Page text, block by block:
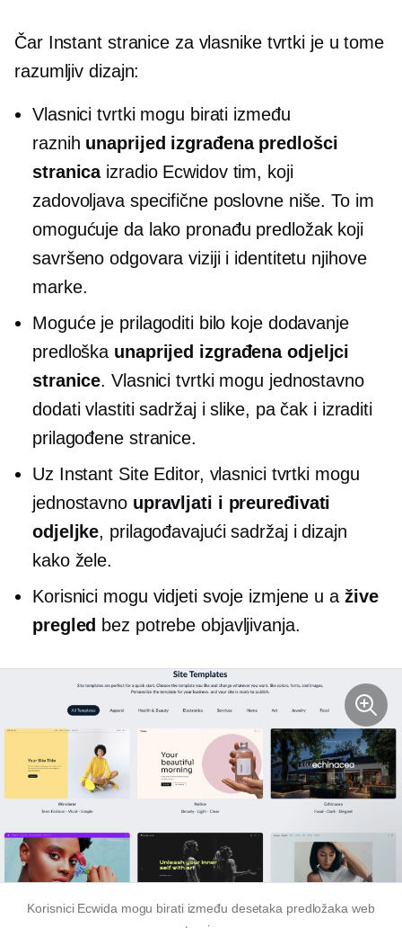
Čar Instant stranice za vlasnike tvrtki je u tome
razumljiv dizajn:
Vlasnici tvrtki mogu birati između
raznih unaprijed izgrađenapredlošci
stranicaizradio Ecwidov tim, koji
zadovoljava specifične poslovne niše. To im
omogućuje da lako pronađu predložak koji
savršeno odgovara viziji i identitetu njihove
marke.
Moguće je prilagoditi bilo koje dodavanje
predloška unaprijed izgrađenaodjeljci
stranice. Vlasnici tvrtki mogu jednostavno
dodati vlastiti sadržaj i slike, pa čak i izraditi
prilagođene stranice.
Uz Instant Site Editor, vlasnici tvrtki mogu
jednostavno upravljati i preuređivati ​​
odjeljke, prilagođavajući sadržaj i dizajn
kako žele.
Korisnici mogu vidjeti svoje izmjene u a žive
pregled bez potrebe objavljivanja.
Korisnici Ecwida mogu birati između desetaka predložaka web